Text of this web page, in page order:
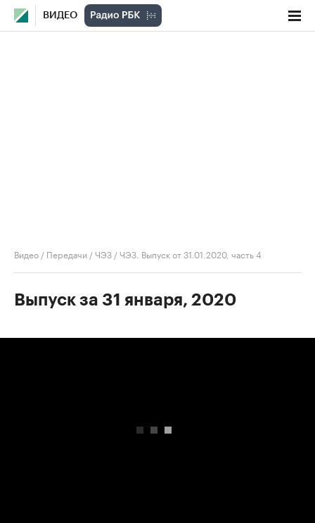
ВИДЕО
Видео / Передачи /ЧЭЗ /ЧЭЗ. Выпуск от 31.01.2020, часть 4
Выпуск за 31 января, 2020